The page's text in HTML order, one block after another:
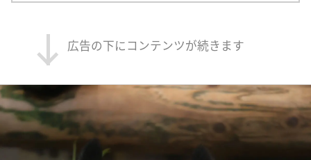
広告の下にコンテンツが続きます